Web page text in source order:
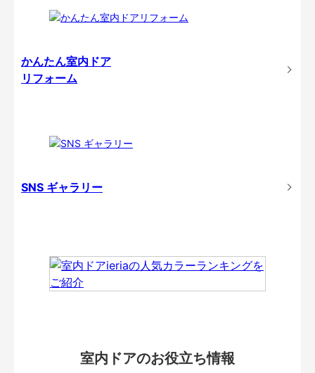
かんたん室内ドア
リフォーム
SNS ギャラリー
室内ドアのお役立ち情報